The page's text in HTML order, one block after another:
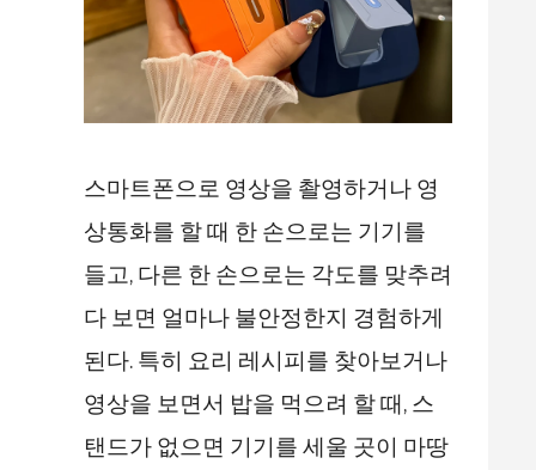
스마트폰으로 영상을 촬영하거나 영
상통화를 할 때 한 손으로는 기기를
들고, 다른 한 손으로는 각도를 맞추려
다 보면 얼마나 불안정한지 경험하게
된다. 특히 요리 레시피를 찾아보거나
영상을 보면서 밥을 먹으려 할 때, 스
탠드가 없으면 기기를 세울 곳이 마땅